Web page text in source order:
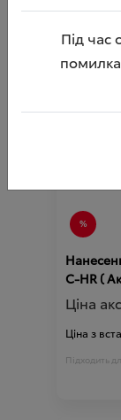
Ціна з
Підходить
C-HR (
Ціна
Ціна з
Підходить
Під час